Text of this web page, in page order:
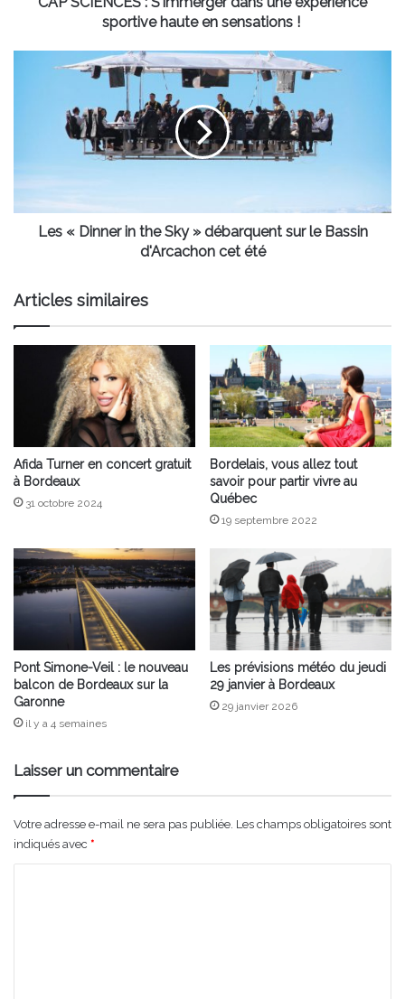
sportive haute en sensations !
sur
été
Les « Dinner in the Sky » débarquent sur le Bassin
d'Arcachon cet été
Articles similaires
Afida Turner en concert gratuit
à Bordeaux
31 octobre 2024
Bordelais, vous allez tout
savoir pour partir vivre au
Québec
19 septembre 2022
Pont Simone-Veil : le nouveau
balcon de Bordeaux sur la
Garonne
il y a 4 semaines
Les prévisions météo du jeudi
29 janvier à Bordeaux
29 janvier 2026
Laisser un commentaire
Votre adresse e-mail ne sera pas publiée. Les champs obligatoires sont
indiqués avec *